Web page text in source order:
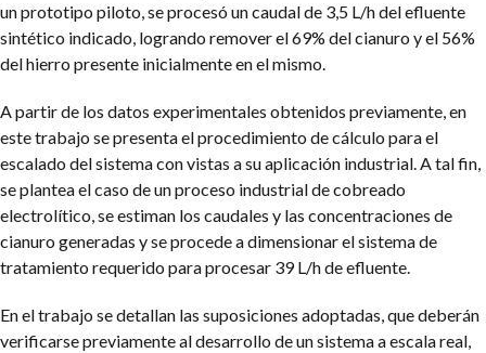
un prototipo piloto, se procesó un caudal de 3,5 L/h del efluente
sintético indicado, logrando remover el 69% del cianuro y el 56%
del hierro presente inicialmente en el mismo.
A partir de los datos experimentales obtenidos previamente, en
este trabajo se presenta el procedimiento de cálculo para el
escalado del sistema con vistas a su aplicación industrial. A tal fin,
se plantea el caso de un proceso industrial de cobreado
electrolítico, se estiman los caudales y las concentraciones de
cianuro generadas y se procede a dimensionar el sistema de
tratamiento requerido para procesar 39 L/h de efluente.
En el trabajo se detallan las suposiciones adoptadas, que deberán
verificarse previamente al desarrollo de un sistema a escala real,